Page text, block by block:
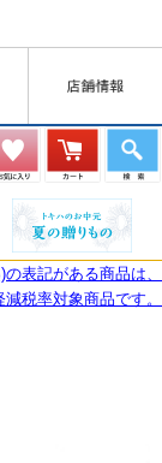
表記がある商品は、
減税率対象商品です。